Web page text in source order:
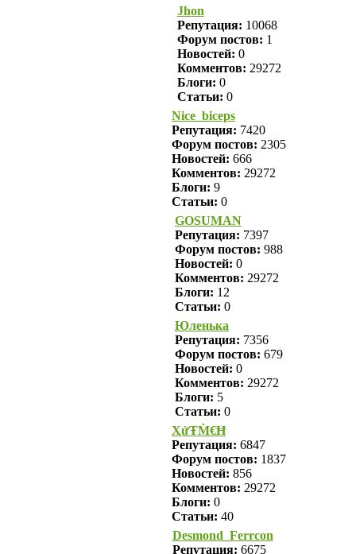
Jhon
Репутация: 10068
Форум постов: 1
Новостей: 0
Комментов: 29272
Блоги: 0
Статьи: 0
Nice_biceps
Репутация: 7420
Форум постов: 2305
Новостей: 666
Комментов: 29272
Блоги: 9
Статьи: 0
GOSUMAN
Репутация: 7397
Форум постов: 988
Новостей: 0
Комментов: 29272
Блоги: 12
Статьи: 0
Юленька
Репутация: 7356
Форум постов: 679
Новостей: 0
Комментов: 29272
Блоги: 5
Статьи: 0
ҲửŦṀ€Ħ
Репутация: 6847
Форум постов: 1837
Новостей: 856
Комментов: 29272
Блоги: 0
Статьи: 40
Desmond_Ferrcon
Репутация: 6675